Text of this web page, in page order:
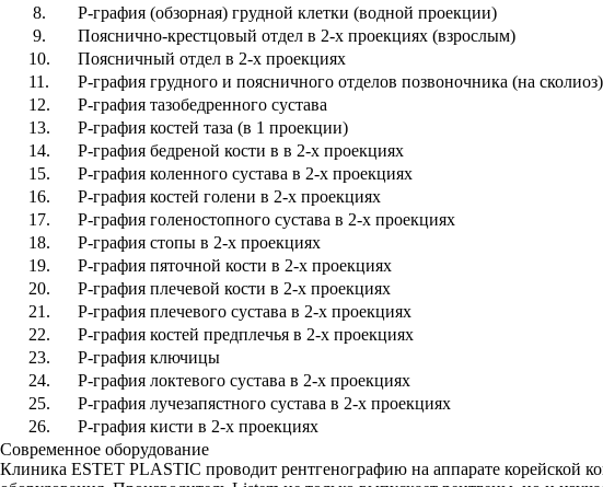
8.
Р-графия (обзорная) грудной клетки (водной проекции)
9.
Пояснично-крестцовый отдел в 2-х проекциях (взрослым)
10.
Поясничный отдел в 2-х проекциях
11.
Р-графия грудного и поясничного отделов позвоночника (на
12.
Р-графия тазобедренного сустава
13.
Р-графия костей таза (в 1 проекции)
14.
Р-графия бедреной кости в в 2-х проекциях
15.
Р-графия коленного сустава в 2-х проекциях
16.
Р-графия костей голени в 2-х проекциях
17.
Р-графия голеностопного сустава в 2-х проекциях
18.
Р-графия стопы в 2-х проекциях
19.
Р-графия пяточной кости в 2-х проекциях
20.
Р-графия плечевой кости в 2-х проекциях
21.
Р-графия плечевого сустава в 2-х проекциях
22.
Р-графия костей предплечья в 2-х проекциях
23.
Р-графия ключицы
24.
Р-графия локтевого сустава в 2-х проекциях
25.
Р-графия лучезапястного сустава в 2-х проекциях
26.
Р-графия кисти в 2-х проекциях
Современное оборудование
Клиника ESTET PLASTIC проводит рентгенографию на аппарате корейской